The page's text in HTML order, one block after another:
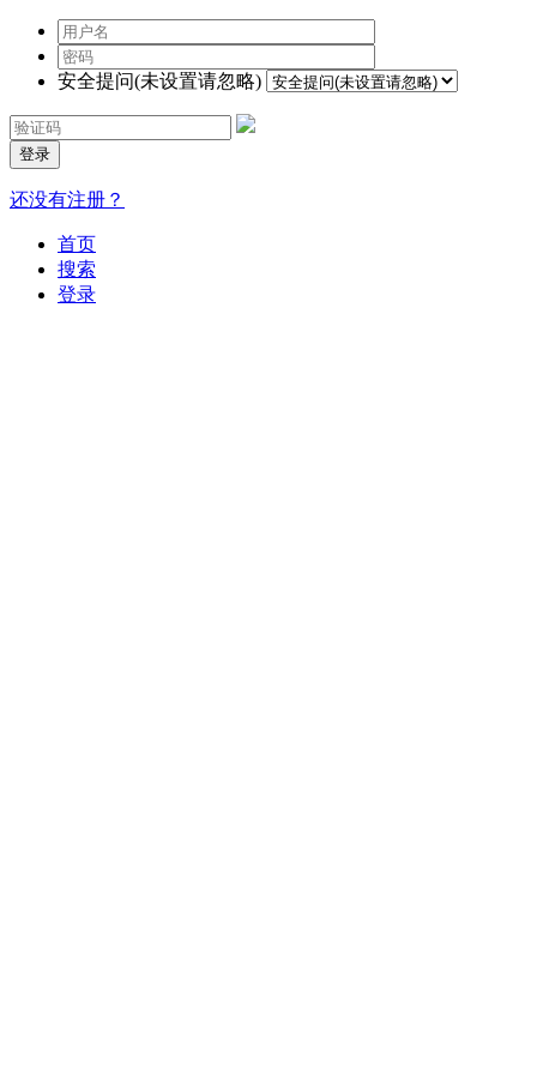
安全提问(未设置请忽略)
登录
还没有注册？
首页
搜索
登录